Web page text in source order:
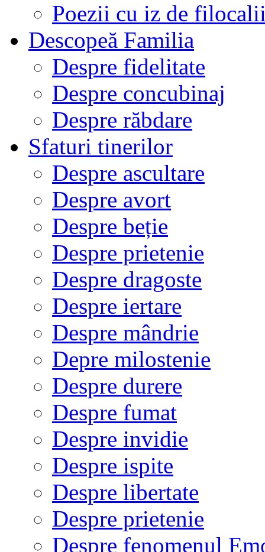
Poezii cu iz de
Descopeă Familia
Despre fidelitate
Despre concubinaj
Despre răbdare
Sfaturi tinerilor
Despre ascultare
Despre avort
Despre beție
Despre prietenie
Despre dragoste
Despre iertare
Despre mândrie
Depre milostenie
Despre durere
Despre fumat
Despre invidie
Despre ispite
Despre libertate
Despre prietenie
Despre fenomenul